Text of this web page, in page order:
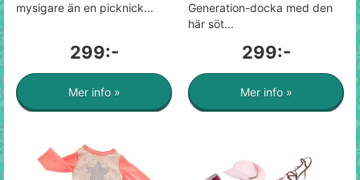
mysigare än en picknick...
299:-
Mer info »
Generation-docka med den
här söt...
299:-
Mer info »